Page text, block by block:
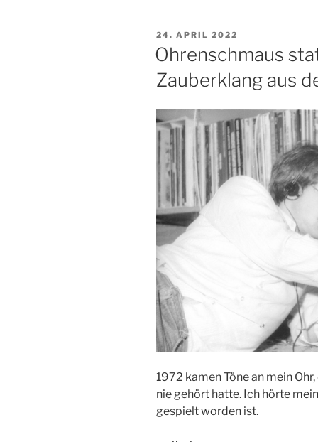
VERÖFFENTLICHT
AM
24. APRIL 2022
Ohrenschmaus
Zauberklang aus
1972 kamen Töne an mein
nie gehört hatte. Ich hörte
gespielt worden ist.